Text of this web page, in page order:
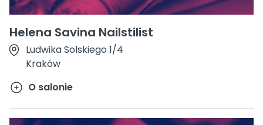
Helena Savina Nailstilist
Ludwika Solskiego 1/4
Kraków
O salonie